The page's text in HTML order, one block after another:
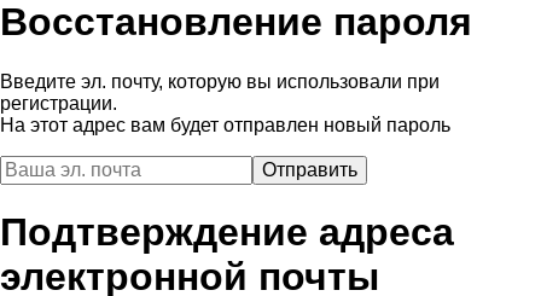
Восстановление пароля
Введите эл. почту, которую вы использовали при
регистрации.
На этот адрес вам будет отправлен новый пароль
Подтверждение адреса
электронной почты